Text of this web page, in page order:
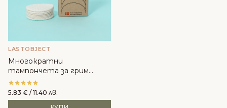
LASTOBJECT
Многократни
тампончета за грим
ПЪЛНИТЕЛИ LASTROUND
– LastObject
5.83 € / 11.40 лв.